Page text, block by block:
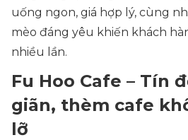
uống ngon, giá hợp lý, cùng
mèo đáng yêu khiến khách
nhiều lần.
Fu Hoo Cafe – Tín
giãn, thèm cafe
lỡ